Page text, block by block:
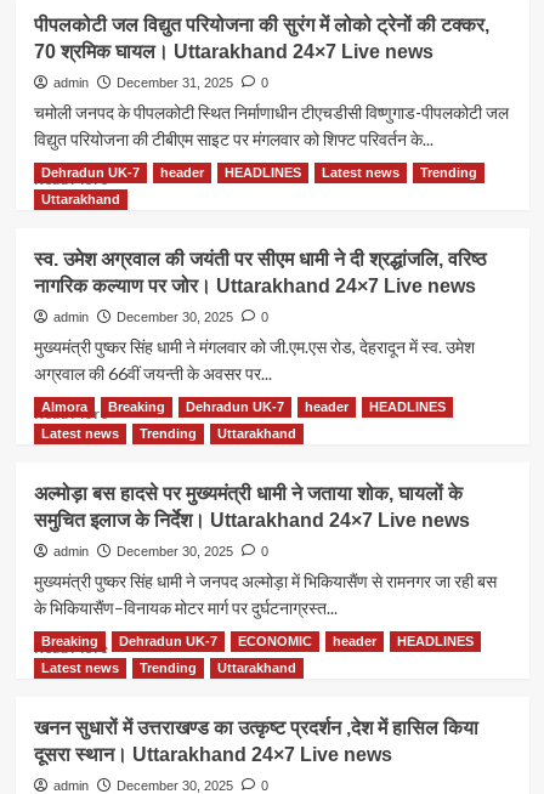
धामी।
Uttarakhand
24×7
Live
news
मुख्यमंत्री
धामी
ने
215
उपनिरीक्षकों
को
सौंपे
नियुक्ति
पत्र।
Live
news
पीपलकोटी जल विद्युत परियोजना की सुरंग में लोको ट्रेनों की टक्कर,
70 श्रमिक घायल। Uttarakhand 24×7 Live news
admin December 31, 2025 0
चमोली जनपद के पीपलकोटी स्थित निर्माणाधीन टीएचडीसी विष्णुगाड-पीपलकोटी जल
विद्युत परियोजना की टीबीएम साइट पर मंगलवार को शिफ्ट परिवर्तन के...
Read MoreRead
more
जल
विद्युत
परियोजना
में
लोको
ट्रेनों
70
श्रमिक
घायल।
Uttarakhand
24×7
Live
news
Dehradun UK-7 header HEADLINES Latest news
Trending
Uttarakhand
स्व. उमेश अग्रवाल की जयंती पर सीएम धामी ने दी श्रद्धांजलि, वरिष्ठ
नागरिक कल्याण पर जोर। Uttarakhand 24×7 Live news
admin December 30, 2025 0
मुख्यमंत्री पुष्कर सिंह धामी ने मंगलवार को जी.एम.एस रोड, देहरादून में स्व. उमेश
अग्रवाल की 66वीं जयन्ती के अवसर पर...
Read MoreRead
more
उमेश
अग्रवाल
की
जयंती
सीएम
धामी
ने
वरिष्ठ
नागरिक
कल्याण
Almora Breaking Dehradun UK-7 header
HEADLINES
Latest news
Trending Uttarakhand
अल्मोड़ा बस हादसे पर मुख्यमंत्री धामी ने जताया शोक, घायलों के
समुचित इलाज के निर्देश। Uttarakhand 24×7 Live news
admin December 30, 2025 0
मुख्यमंत्री पुष्कर सिंह धामी ने जनपद अल्मोड़ा में भिकियासैंण से रामनगर जा रही बस
के भिकियासैंण–विनायक मोटर मार्ग पर दुर्घटनाग्रस्त...
Read MoreRead
more
अल्मोड़ा
बस
हादसे
पर
Breaking Dehradun UK-7 ECONOMIC header
HEADLINES
Latest news
Trending Uttarakhand
खनन सुधारों में उत्तराखण्ड का उत्कृष्ट प्रदर्शन ,देश में हासिल किया
दूसरा स्थान। Uttarakhand 24×7 Live news
admin December 30, 2025 0